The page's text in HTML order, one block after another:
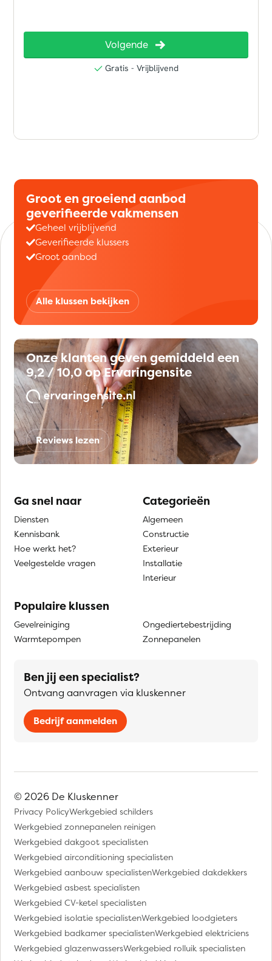
Groot en groeiend aanbod
geverifieerde vakmensen
Geheel vrijblijvend
Geverifieerde klussers
Groot aanbod
Alle klussen bekijken
Onze klanten geven gemiddeld een
9,2 / 10,0 op Ervaringensite
Reviews lezen
Ga snel naar
Diensten
Kennisbank
Hoe werkt het?
Veelgestelde vragen
Categorieën
Algemeen
Constructie
Exterieur
Installatie
Interieur
Populaire klussen
Gevelreiniging
Warmtepompen
Ongediertebestrijding
Zonnepanelen
Ben jij een specialist?
Ontvang aanvragen via kluskenner
Bedrijf aanmelden
© 2026 De Kluskenner
Privacy PolicyWerkgebied schilders
Werkgebied zonnepanelen reinigen
Werkgebied dakgoot specialisten
Werkgebied airconditioning specialisten
Werkgebied aanbouw specialistenWerkgebied dakdekkers
Werkgebied asbest specialisten
Werkgebied CV-ketel specialisten
Werkgebied isolatie specialistenWerkgebied loodgieters
Werkgebied badkamer specialistenWerkgebied elektriciens
Werkgebied glazenwassersWerkgebied rolluik specialisten